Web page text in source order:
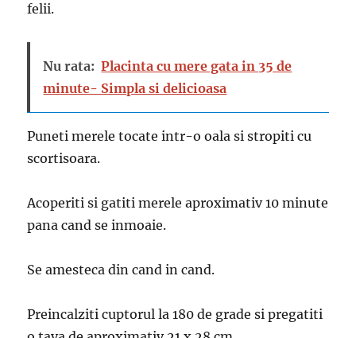
felii.
Nu rata: Placinta cu mere gata in 35 de
minute- Simpla si delicioasa
Puneti merele tocate intr-o oala si stropiti cu
scortisoara.
Acoperiti si gatiti merele aproximativ 10 minute
pana cand se inmoaie.
Se amesteca din cand in cand.
Preincalziti cuptorul la 180 de grade si pregatiti